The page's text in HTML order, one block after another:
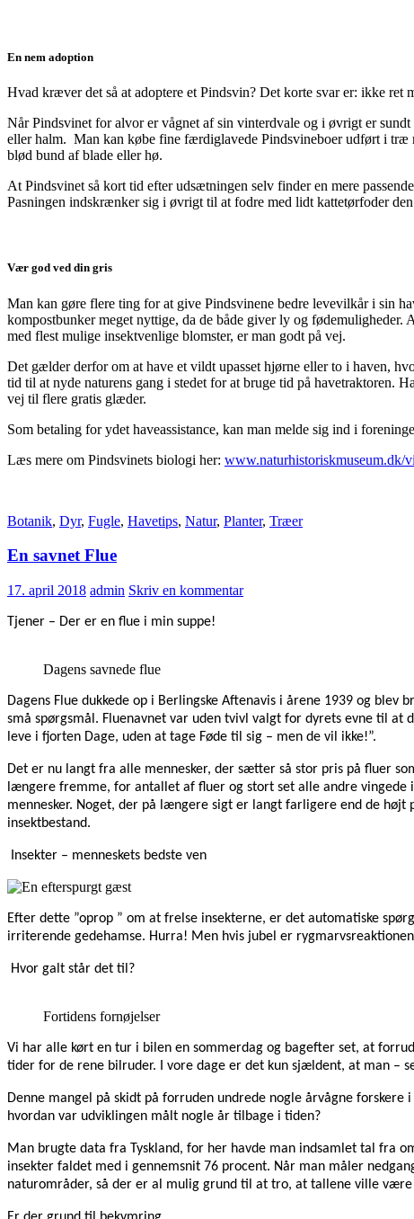
En nem adoption
Hvad kræver det så at adoptere et Pindsvin? Det korte svar er: ikke ret
Når Pindsvinet for alvor er vågnet af sin vinterdvale og i øvrigt er
eller halm. Man kan købe fine færdiglavede Pindsvineboer udført i træ
blød bund af blade eller hø.
At Pindsvinet så kort tid efter udsætningen selv finder en mere
Pasningen indskrænker sig i øvrigt til at fodre med lidt kattetørfoder
Vær god ved din gris
Man kan gøre flere ting for at give Pindsvinene bedre levevilkår i sin
kompostbunker meget nyttige, da de både giver ly og
med flest mulige insektvenlige blomster, er man godt på vej.
Det gælder derfor om at have et vildt upasset hjørne eller to i haven,
tid til at nyde naturens gang i stedet for at bruge tid på havetraktoren.
vej til flere gratis glæder.
Som betaling for ydet haveassistance, kan man melde sig ind i
Læs mere om Pindsvinets biologi her: www.naturhistoriskmuseum.dk/
Botanik, Dyr, Fugle, Havetips, Natur, Planter, Træer
En savnet Flue
17. april 2018 admin Skriv en kommentar
Tjener – Der er en flue i min suppe!
Dagens savnede flue
Dagens Flue dukkede op i Berlingske Aftenavis i årene 1939 og
små spørgsmål. Fluenavnet var uden tvivl valgt for dyrets evne til at
leve i fjorten Dage, uden at tage Føde til sig – men de vil ikke!”.
Det er nu langt fra alle mennesker, der sætter så stor pris på fluer
længere fremme, for antallet af fluer og stort set alle andre
mennesker. Noget, der på længere sigt er langt farligere end de
insektbestand.
Insekter – menneskets bedste ven
Efter dette ”oprop ” om at frelse insekterne, er det automatiske
irriterende gedehamse. Hurra! Men hvis jubel er
Hvor galt står det til?
Fortidens fornøjelser
Vi har alle kørt en tur i bilen en sommerdag og bagefter set, at
tider for de rene bilruder. I vore dage er det kun sjældent, at man –
Denne mangel på skidt på forruden undrede nogle årvågne
hvordan var udviklingen målt nogle år tilbage i tiden?
Man brugte data fra Tyskland, for her havde man indsamlet tal fra
insekter faldet med i gennemsnit 76 procent. Når man måler
naturområder, så der er al mulig grund til at tro, at tallene ville